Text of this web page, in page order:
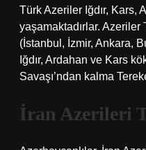
Türk Azeriler Iğdır, Kars,
yaşamaktadırlar.
(İstanbul, İzmir, Ankara,
Iğdır, Ardahan ve Kars
Savaşı’ndan kalma
İran Azerileri